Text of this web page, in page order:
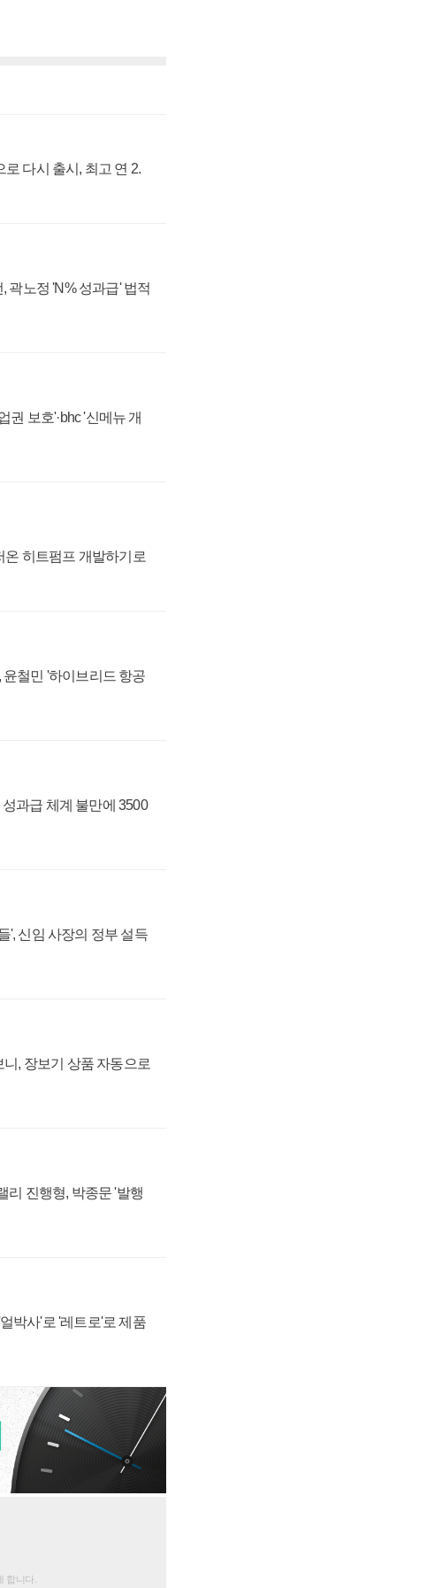
다시 출시, 최고 연 2.
곽노정 'N% 성과급' 법적
권 보호'·bhc '신메뉴 개
온 히트펌프 개발하기로
철민 '하이브리드 항공
과급 체계 불만에 3500
', 신임 사장의 정부 설득
, 장보기 상품 자동으로
리 진행형, 박종문 '발행
박사'로 '레트로'로 제품
합니다.